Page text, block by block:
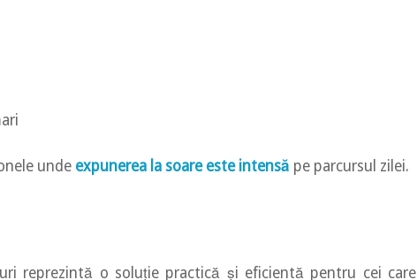
unde expunerea la soare este intensă pe parcursul zilei.
reprezintă o soluție practică și eficientă pentru cei care